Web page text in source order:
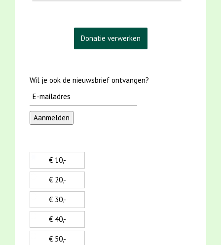
Wil je ook de nieuwsbrief ontvangen?
€ 10,-
€ 20,-
€ 30,-
€ 40,-
€ 50,-